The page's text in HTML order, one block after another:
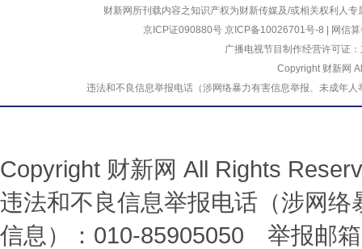
财新网所刊载内容之知识产权为财新传媒及/或相关权利人
京ICP证090880号 京ICP备10026701号-8
网信
广播电视节目制作经营许可证
Copyright 财新网
违法和不良信息举报电话（涉网络暴力有害信息举报、未成
Copyright 财新网 All Rights
违法和不良信息举报电话（涉网
信息）：010-85905050 举报邮